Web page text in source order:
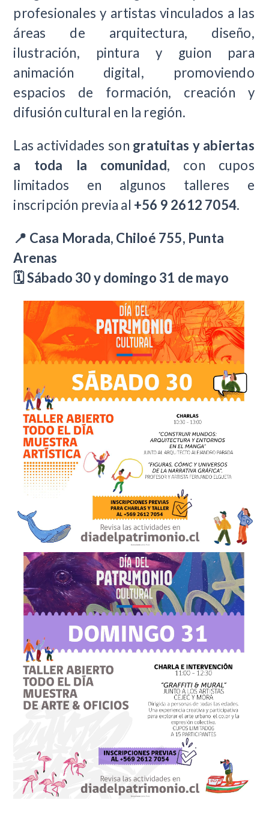
profesionales y artistas vinculados a las
áreas de arquitectura, diseño,
ilustración, pintura y guion para
animación digital, promoviendo
espacios de formación, creación y
difusión cultural en la región.
Las actividades son gratuitas y abiertas
a toda la comunidad, con cupos
limitados en algunos talleres e
inscripción previa al +56 9 2612 7054.
📍 Casa Morada, Chiloé 755, Punta
Arenas
🗓️ Sábado 30 y domingo 31 de mayo